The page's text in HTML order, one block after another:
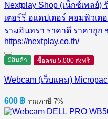
9,020 ฿.7,500 ฿.
มีสินค้า ซื้อครบ 5,000 ส่งฟรี
Webcam (เว็บแคม)
600 ฿ รวมภาษี 7%